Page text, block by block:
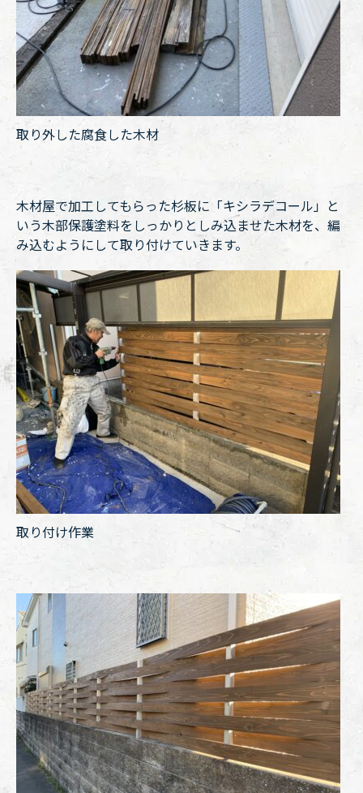
取り外した腐食した木材
木材屋で加工してもらった杉板に「キシラデコール」と
いう木部保護塗料をしっかりとしみ込ませた木材を、編
み込むようにして取り付けていきます。
取り付け作業